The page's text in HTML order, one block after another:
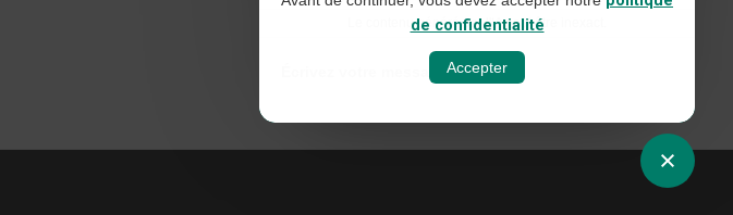
Politique en matière de
cookies
Le contenu généré par l'IA peut être inexact.
de confidentialité
Accepter